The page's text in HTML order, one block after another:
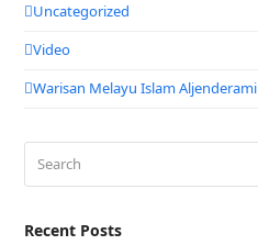
Uncategorized
Video
Warisan Melayu Islam Aljenderami
Recent Posts